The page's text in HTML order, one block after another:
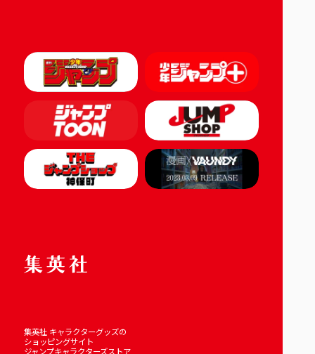
集英社 キャラクターグッズの
ショッピングサイト
ジャンプキャラクターズストア